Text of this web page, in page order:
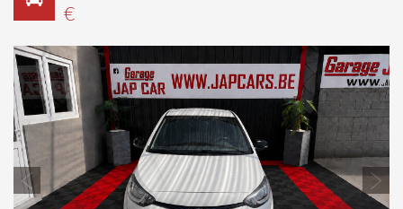
€
Previous Next